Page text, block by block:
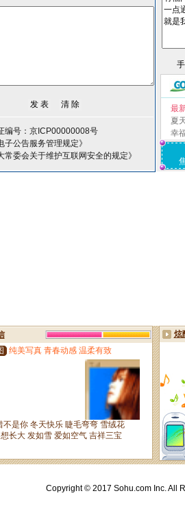
编号：京ICP00000008号
子公告服务管理规定》
常委会关于维护互联网安全的规定》
最
夏
幸
Copyright © 2017 Sohu.com Inc. All